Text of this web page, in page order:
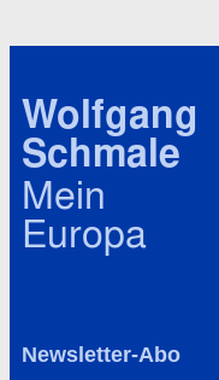
Wolfgang
Schmale
Mein
Europa
Newsletter-Abo